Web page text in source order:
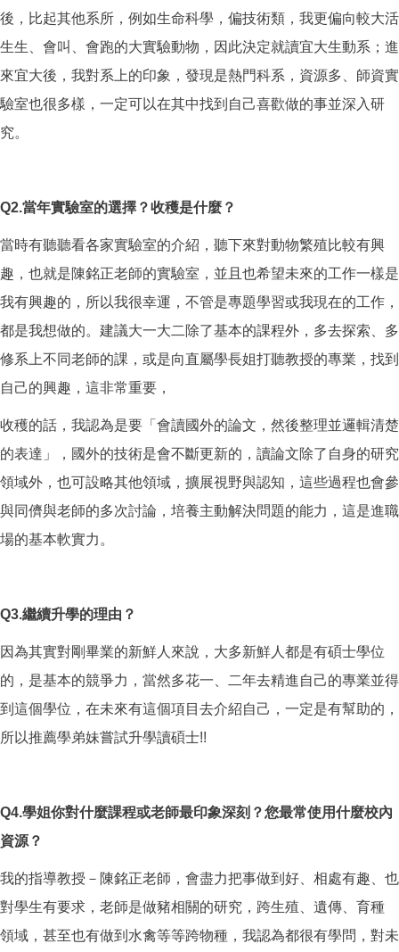
後，比起其他系所，例如生命科學，偏技術類，我更偏向較大活
生生、會叫、會跑的大實驗動物，因此決定就讀宜大生動系；進
來宜大後，我對系上的印象，發現是熱門科系，資源多、師資實
驗室也很多樣，一定可以在其中找到自己喜歡做的事並深入研
究。
Q2.當年實驗室的選擇？收穫是什麼？
當時有聽聽看各家實驗室的介紹，聽下來對動物繁殖比較有興
趣，也就是陳銘正老師的實驗室，並且也希望未來的工作一樣是
我有興趣的，所以我很幸運，不管是專題學習或我現在的工作，
都是我想做的。建議大一大二除了基本的課程外，多去探索、多
修系上不同老師的課，或是向直屬學長姐打聽教授的專業，找到
自己的興趣，這非常重要，
收穫的話，我認為是要「會讀國外的論文，然後整理並邏輯清楚
的表達」，國外的技術是會不斷更新的，讀論文除了自身的研究
領域外，也可設略其他領域，擴展視野與認知，這些過程也會參
與同儕與老師的多次討論，培養主動解決問題的能力，這是進職
場的基本軟實力。
Q3.繼續升學的理由？
因為其實對剛畢業的新鮮人來說，大多新鮮人都是有碩士學位
的，是基本的競爭力，當然多花一、二年去精進自己的專業並得
到這個學位，在未來有這個項目去介紹自己，一定是有幫助的，
所以推薦學弟妹嘗試升學讀碩士!!
Q4.學姐你對什麼課程或老師最印象深刻？您最常使用什麼校內
資源？
我的指導教授­－陳銘正老師，會盡力把事做到好、相處有趣、也
對學生有要求，老師是做豬相關的研究，跨生殖、遺傳、育種
領域，甚至也有做到水禽等等跨物種，我認為都很有學問，對未